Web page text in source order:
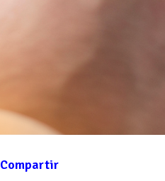
Compartir